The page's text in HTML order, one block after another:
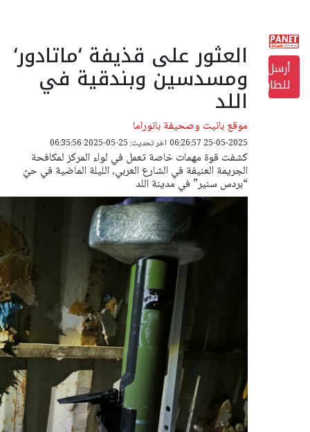
أرسل
للطابعة
العثور على قذيفة ‘ماتادور‘
ومسدسين وبندقية في
اللد
موقع بانيت وصحيفة بانوراما
25-05-2025 06:26:57 اخر تحديث: 25-05-2025 06:35:56
كشفت قوة مهمات خاصة تعمل في لواء المركز لمكافحة
الجريمة العنيفة في الشارع العربي، الليلة الماضية في حيّ
“بردس سنير” في مدينة اللد